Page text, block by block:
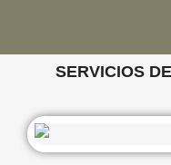
SERVICIOS DE